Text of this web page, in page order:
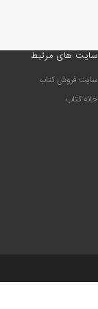
سایت های مرتبط
سايت فروش كتاب
خانه كتاب